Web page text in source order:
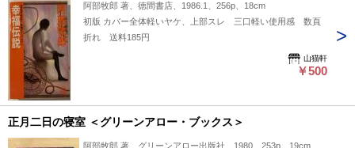
阿部牧郎 著、徳間書店、1986.1、256p、18cm
初版 カバー全体軽いヤケ、上部スレ 三口軽い使用感 数頁
折れ 送料185円
山猫軒
￥500
正月二日の寝室 ＜グリーンアロー・ブックス＞
阿部牧郎 著、グリーンアロー出版社、1980、253p、19cm